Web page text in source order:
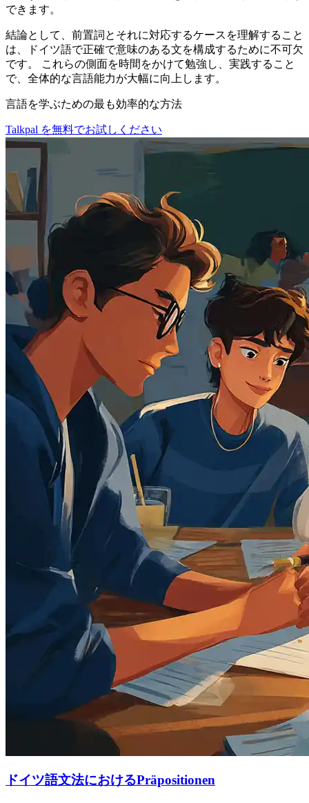
できます。
結論として、前置詞とそれに対応するケースを理解すること
は、ドイツ語で正確で意味のある文を構成するために不可欠
です。 これらの側面を時間をかけて勉強し、実践すること
で、全体的な言語能力が大幅に向上します。
言語を学ぶための最も効率的な方法
Talkpal を無料でお試しください
ドイツ語文法におけるPräpositionen